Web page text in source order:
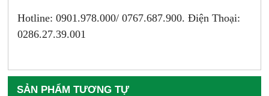
Hotline: 0901.978.000/ 0767.687.900. Điện Thoại:
0286.27.39.001
SẢN PHẨM TƯƠNG TỰ